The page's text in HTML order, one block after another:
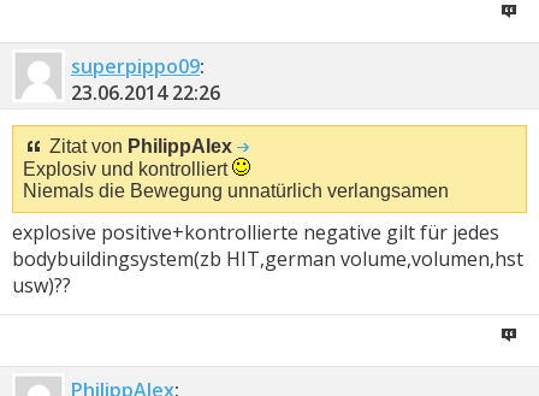
superpippo09:
23.06.201422:26
Zitat von PhilippAlex
Explosiv und kontrolliert
Niemals die Bewegung unnatürlich verlangsamen
explosive positive+kontrollierte negative gilt für jedes
bodybuildingsystem(zb HIT,german volume,volumen,hst
usw)??
PhilippAlex: